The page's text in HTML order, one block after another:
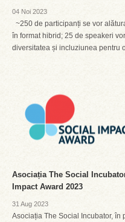
04 Noi 2023
~250 de participanți se vor
în format hibrid; 25 de speakeri
diversitatea și incluziunea pentru
Asociația The Social
Impact Award 2023
31 Aug 2023
Asociația The Social Incubator,